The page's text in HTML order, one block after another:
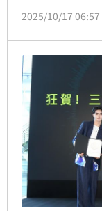
涵）、KID（林
叫聲。
2025/10/17 06:57